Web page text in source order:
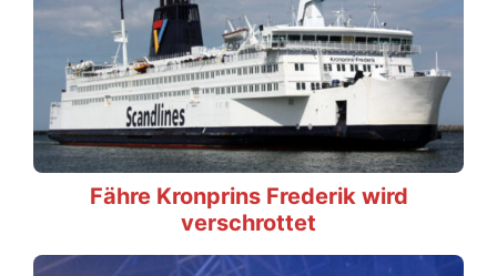
Fähre Kronprins Frederik wird
verschrottet